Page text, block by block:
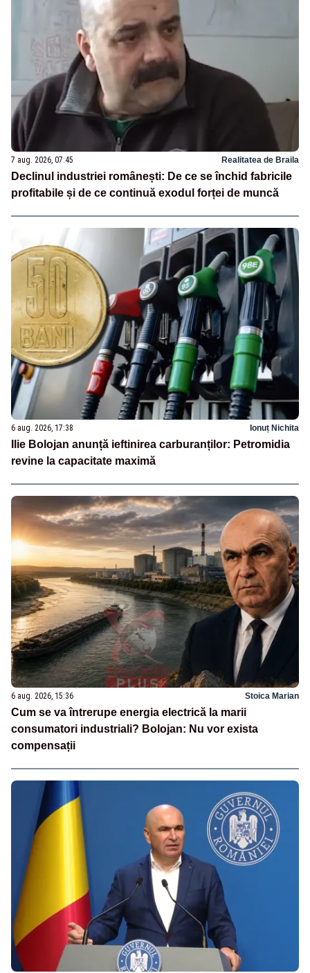
7 aug. 2026, 07:45 Realitatea de Braila
Declinul industriei românești: De ce se închid fabricile
profitabile și de ce continuă exodul forței de muncă
6 aug. 2026, 17:38 Ionuț Nichita
Ilie Bolojan anunță ieftinirea carburanților: Petromidia
revine la capacitate maximă
6 aug. 2026, 15:36 Stoica Marian
Cum se va întrerupe energia electrică la marii
consumatori industriali? Bolojan: Nu vor exista
compensații